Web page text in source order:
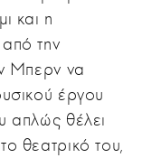
και η
την
Μπερν να
έργου
απλώς θέλει
θεατρικό του,